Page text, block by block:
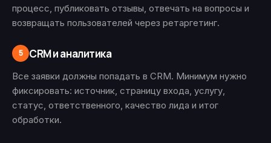
процесс, публиковать отзывы, отвечать на вопросы и
возвращать пользователей через ретаргетинг.
5 CRM и аналитика
Все заявки должны попадать в CRM. Минимум нужно
фиксировать: источник, страницу входа, услугу,
статус, ответственного, качество лида и итог
обработки.